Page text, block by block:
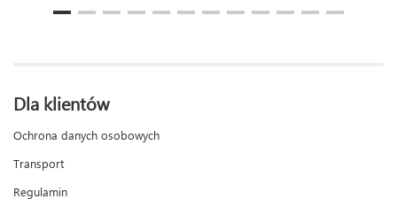
Dla klientów
Ochrona danych osobowych
Transport
Regulamin